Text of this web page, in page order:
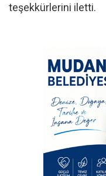
teşekkürlerini iletti.